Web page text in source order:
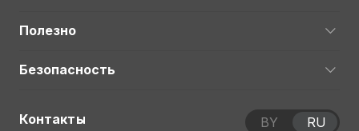
Полезно
Безопасность
Контакты BY RU